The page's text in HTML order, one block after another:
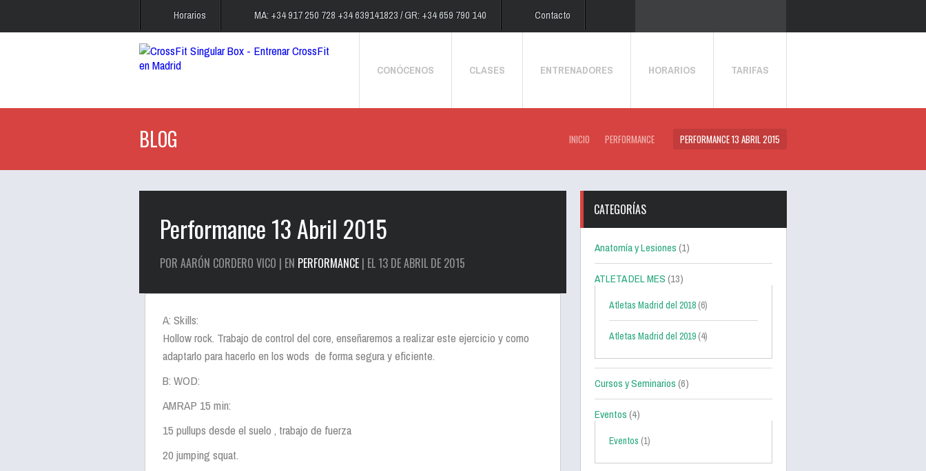
Horarios MA: +34 917 250 728 +34 639141823 / GR: +34 659 790 140 Contacto
CONÓCENOS CLASES ENTRENADORES HORARIOS TARIFAS
BLOG INICIO PERFORMANCE PERFORMANCE 13 ABRIL 2015
Performance 13 Abril 2015
POR AARÓN CORDERO VICO | EN PERFORMANCE | EL 13 DE ABRIL DE 2015
A: Skills:
Hollow rock. Trabajo de control del core, enseñaremos a realizar este ejercicio y como
adaptarlo para hacerlo en los wods de forma segura y eficiente.
B: WOD:
AMRAP 15 min:
15 pullups desde el suelo , trabajo de fuerza
20 jumping squat.
CATEGORÍAS
Anatomía y Lesiones(1)
ATLETA DEL MES(13)
Atletas Madrid del 2018 (6)
Atletas Madrid del 2019 (4)
Cursos y Seminarios(6)
Eventos(4)
Eventos (1)